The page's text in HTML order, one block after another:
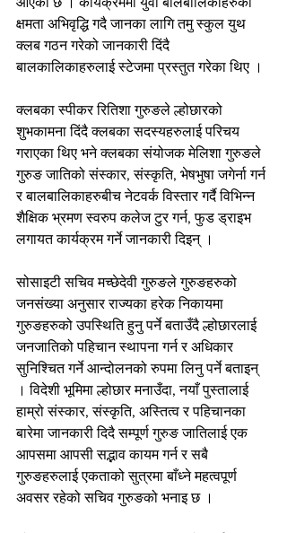
क्षमता अभिवृद्धि गदै जानका लागि तमु स्कुल युथ
क्लब गठन गरेको जानकारी दिंदै
बालकालिकाहरुलाई स्टेजमा प्रस्तुत गरेका थिए ।
क्लबका स्पीकर रितिशा गुरुङले ल्होछारको
शुभकामना दिंदै क्लबका सदस्यहरुलाई परिचय
गराएका थिए भने क्लबका संयोजक मेलिशा गुरुङले
गुरुङ जातिको संस्कार, संस्कृति, भेषभुषा जगेर्ना गर्न
र बालबालिकाहरुबीच नेटवर्क विस्तार गर्दै विभिन्न
शैक्षिक भ्रमण स्वरुप कलेज टुर गर्न, फुड ड्राइभ
लगायत कार्यक्रम गर्ने जानकारी दिइन् ।
सोसाइटी सचिव मच्छेदेवी गुरुङले गुरुङहरुको
जनसंख्या अनुसार राज्यका हरेक निकायमा
गुरुङहरुको उपस्थिति हुनु पर्ने बताउँदै ल्होछारलाई
जनजातिको पहिचान स्थापना गर्न र अधिकार
सुनिश्चित गर्ने आन्दोलनको रुपमा लिनु पर्ने बताइन्
। विदेशी भूमिमा ल्होछार मनाउँदा, नयाँ पुस्तालाई
हाम्रो संस्कार, संस्कृति, अस्तित्व र पहिचानका
बारेमा जानकारी दिदै सम्पूर्ण गुरुङ जातिलाई एक
आपसमा आपसी सद्भाव कायम गर्न र सबै
गुरुङहरुलाई एकताको सुत्रमा बाँध्ने महत्वपूर्ण
अवसर रहेको सचिव गुरुङको भनाइ छ ।